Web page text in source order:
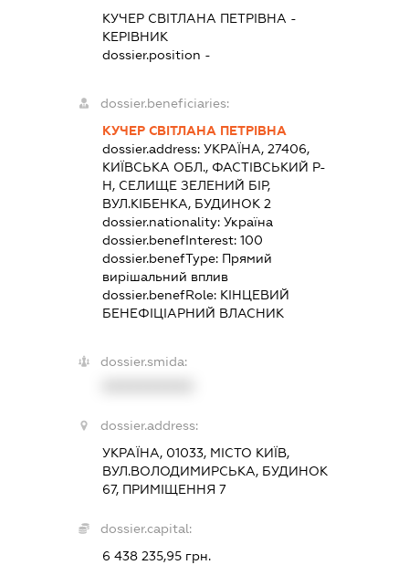
КУЧЕР СВІТЛАНА ПЕТРІВНА -
КЕРІВНИК
dossier.position -
dossier.beneficiaries:
КУЧЕР СВІТЛАНА ПЕТРІВНА
dossier.address:УКРАЇНА, 27406,
КИЇВСЬКА ОБЛ., ФАСТІВСЬКИЙ Р-
Н, СЕЛИЩЕ ЗЕЛЕНИЙ БІР,
ВУЛ.КІБЕНКА, БУДИНОК 2
dossier.nationality:Україна
dossier.benefInterest:100
dossier.benefType: Прямий
вирішальний вплив
dossier.benefRole: КІНЦЕВИЙ
БЕНЕФІЦІАРНИЙ ВЛАСНИК
dossier.smida:
dossier.address:
УКРАЇНА, 01033, МІСТО КИЇВ,
ВУЛ.ВОЛОДИМИРСЬКА, БУДИНОК
67, ПРИМІЩЕННЯ 7
dossier.capital:
6 438 235,95 грн.